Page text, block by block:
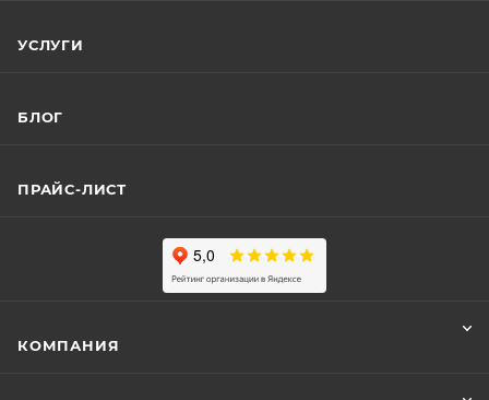
УСЛУГИ
БЛОГ
ПРАЙС-ЛИСТ
КОМПАНИЯ